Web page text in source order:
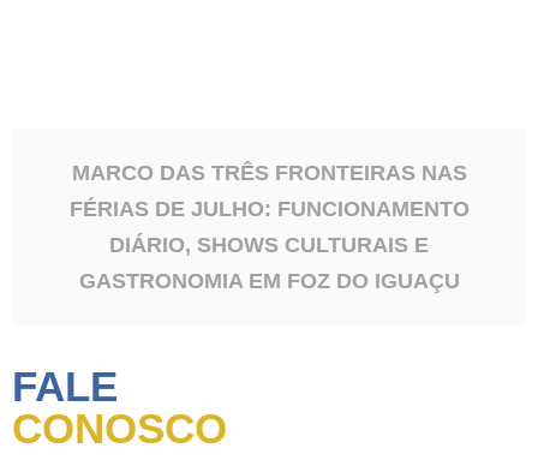
MARCO DAS TRÊS FRONTEIRAS NAS
FÉRIAS DE JULHO: FUNCIONAMENTO
DIÁRIO, SHOWS CULTURAIS E
GASTRONOMIA EM FOZ DO IGUAÇU
FALE
CONOSCO